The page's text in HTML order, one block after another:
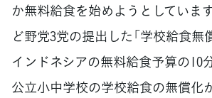
か無料給食を始めようとしていま
ど野党3党の提出した「学校給食無
インドネシアの無料給食予算の10
公立小中学校の学校給食の無償化